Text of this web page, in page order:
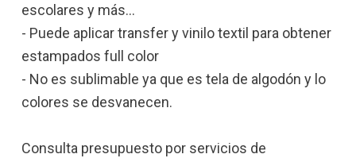
escolares y más...
- Puede aplicar transfer y vinilo textil para obtener
estampados full color
- No es sublimable ya que es tela de algodón y lo
colores se desvanecen.
Consulta presupuesto por servicios de